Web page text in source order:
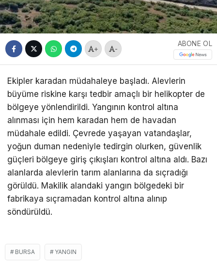
+ -
ABONE OL
Ekipler karadan müdahaleye başladı. Alevlerin
büyüme riskine karşı tedbir amaçlı bir helikopter de
bölgeye yönlendirildi. Yangının kontrol altına
alınması için hem karadan hem de havadan
müdahale edildi. Çevrede yaşayan vatandaşlar,
yoğun duman nedeniyle tedirgin olurken, güvenlik
güçleri bölgeye giriş çıkışları kontrol altına aldı. Bazı
alanlarda alevlerin tarım alanlarına da sıçradığı
görüldü. Makilik alandaki yangın bölgedeki bir
fabrikaya sıçramadan kontrol altına alınıp
söndürüldü.
BURSA YANGIN